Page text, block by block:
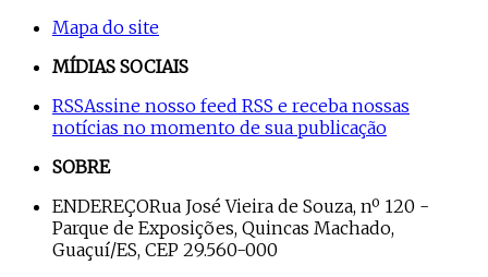
Mapa do site
MÍDIAS SOCIAIS
RSSAssine nosso feed RSS e receba nossas
notícias no momento de sua publicação
SOBRE
ENDEREÇORua José Vieira de Souza, nº 120 -
Parque de Exposições, Quincas Machado,
Guaçuí/ES, CEP 29.560-000